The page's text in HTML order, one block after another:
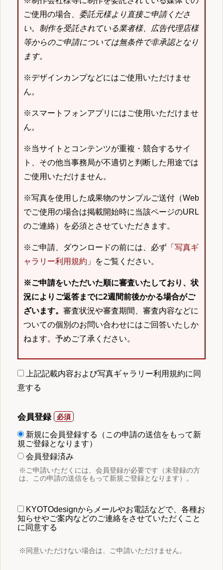
ご使用の場合、 委託元様より直接ご申請くださ
い。 制作を受託されている業者様、広告代理店様
等からのご申請については無条件で非承認となり
ます。
※デザインカンプなどにはご使用いただけませ
ん。
※スマートフォンアプリにはご使用いただけませ
ん。
※当サイトとコンテンツが重複・競合するサイ
ト、その他当事務局が不適切と判断した用途では
ご使用いただけません。
※写真を使用した成果物のサンプルご送付（Web
でご使用の場合は掲載開始時に当該ページのURL
のご連絡）を必須とさせていただきます。
※ご申請、ダウンロードの前には、必ず「 写真ギ
ャラリー利用規約 」をご覧ください。
※ご申請をいただいた順に審査いたしており、状
況によりご返答までに2週間前後かかる場合がご
ざいます。 審査状況や審査期間、審査内容などに
ついての個別のお問い合わせにはご回答いたしか
ねます。予めご了承ください。
上記記載内容および写真ギャラリー利用規約に同
意する
会員登録
新規に会員登録する（この申請の送信をもって新
規ご登録となります）
会員登録済み
※ご申請いただくには、会員登録が必要です（未登録の方
は、この申請の送信をもって新規ご登録となります）。
KYOTOdesignからメールやお電話などで、各種お
知らせやご案内などのご連絡をさせていただくこと
に同意する
※同意いただけない場合は、ご申請いただけません。